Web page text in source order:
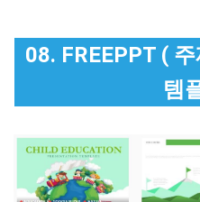
08. FREEPPT (
템